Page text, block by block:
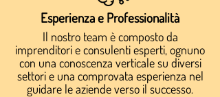
Esperienza e Professionalità
Il nostro team è composto da
imprenditori e consulenti esperti, ognuno
con una conoscenza verticale su diversi
settori e una comprovata esperienza nel
guidare le aziende verso il successo.